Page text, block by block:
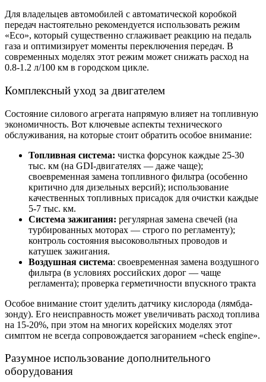
Для владельцев автомобилей с автоматической коробкой
передач настоятельно рекомендуется использовать режим
«Eco», который существенно сглаживает реакцию на педаль
газа и оптимизирует моменты переключения передач. В
современных моделях этот режим может снижать расход на
0.8-1.2 л/100 км в городском цикле.
Комплексный уход за двигателем
Состояние силового агрегата напрямую влияет на топливную
экономичность. Вот ключевые аспекты технического
обслуживания, на которые стоит обратить особое внимание:
Топливная система: чистка форсунок каждые 25-30
тыс. км (на GDI-двигателях — даже чаще);
своевременная замена топливного фильтра (особенно
критично для дизельных версий); использование
качественных топливных присадок для очистки каждые
5-7 тыс. км.
Система зажигания: регулярная замена свечей (на
турбированных моторах — строго по регламенту);
контроль состояния высоковольтных проводов и
катушек зажигания.
Воздушная система: своевременная замена воздушного
фильтра (в условиях российских дорог — чаще
регламента); проверка герметичности впускного тракта
Особое внимание стоит уделить датчику кислорода (лямбда-
зонду). Его неисправность может увеличивать расход топлива
на 15-20%, при этом на многих корейских моделях этот
симптом не всегда сопровождается загоранием «check engine».
Разумное использование дополнительного
оборудования